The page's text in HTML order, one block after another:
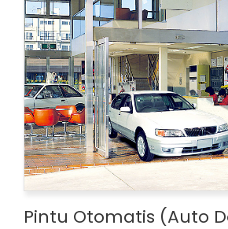
Pintu Otomatis (Auto